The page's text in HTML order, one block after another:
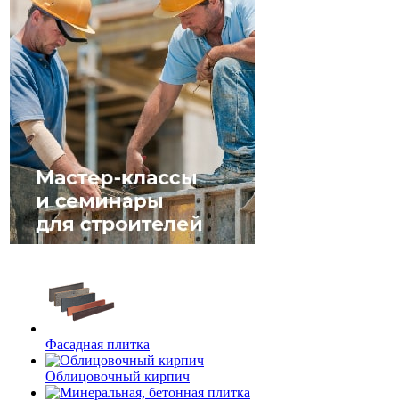
Фасадная плитка
Облицовочный кирпич